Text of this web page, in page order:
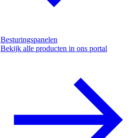
Besturingspanelen
Bekijk alle producten in ons portal